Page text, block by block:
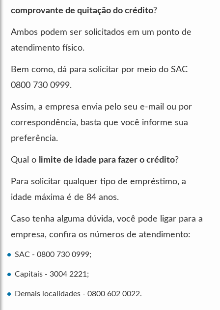
comprovante de quitação do crédito?
Ambos podem ser solicitados em um ponto de
atendimento físico.
Bem como, dá para solicitar por meio do SAC
0800 730 0999.
Assim, a empresa envia pelo seu e-mail ou por
correspondência, basta que você informe sua
preferência.
Qual o limite de idade para fazer o crédito?
Para solicitar qualquer tipo de empréstimo, a
idade máxima é de 84 anos.
Caso tenha alguma dúvida, você pode ligar para a
empresa, confira os números de atendimento:
SAC - 0800 730 0999;
Capitais - 3004 2221;
Demais localidades - 0800 602 0022.